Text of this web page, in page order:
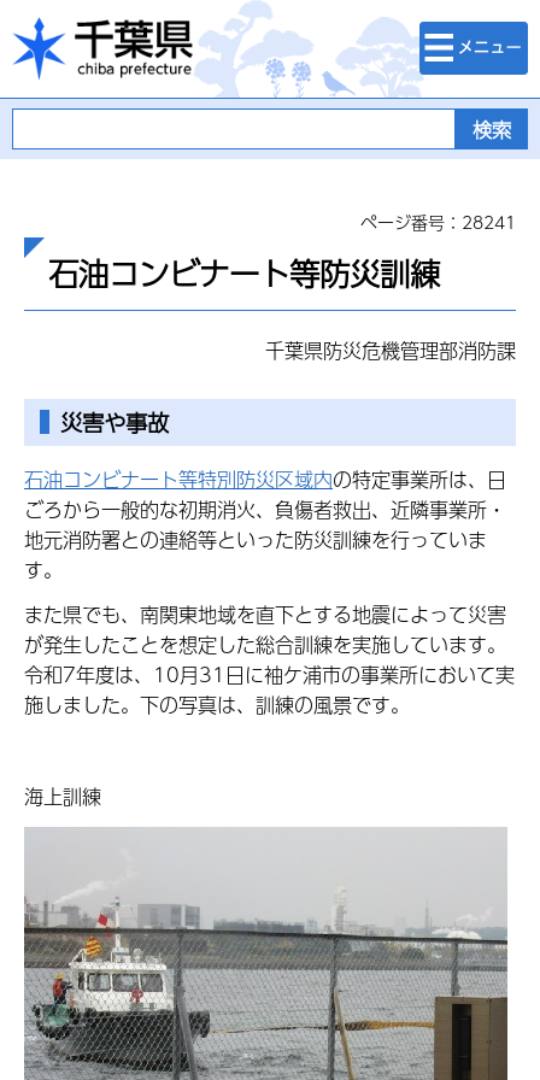
千葉県
検索・メニュ
ー
ページ番号：28241
石油コンビナート等防災訓練
千葉県防災危機管理部消防課
災害や事故
石油コンビナート等特別防災区域内の特定事業所は、日
ごろから一般的な初期消火、負傷者救出、近隣事業所・
地元消防署との連絡等といった防災訓練を行っていま
す。
また県でも、南関東地域を直下とする地震によって災害
が発生したことを想定した総合訓練を実施しています。
令和7年度は、10月31日に袖ケ浦市の事業所において実
施しました。下の写真は、訓練の風景です。
海上訓練